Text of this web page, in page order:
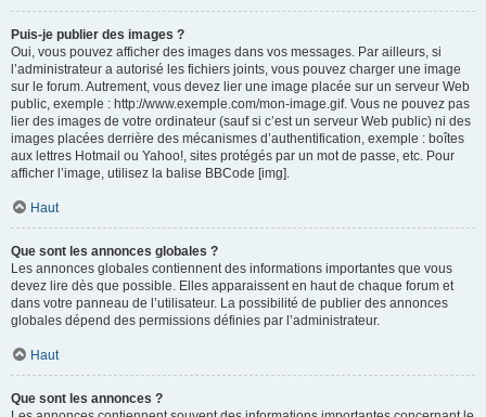
Puis-je publier des images ?
Oui, vous pouvez afficher des images dans vos messages. Par ailleurs, si
l’administrateur a autorisé les fichiers joints, vous pouvez charger une image
sur le forum. Autrement, vous devez lier une image placée sur un serveur Web
public, exemple : http://www.exemple.com/mon-image.gif. Vous ne pouvez pas
lier des images de votre ordinateur (sauf si c’est un serveur Web public) ni des
images placées derrière des mécanismes d’authentification, exemple : boîtes
aux lettres Hotmail ou Yahoo!, sites protégés par un mot de passe, etc. Pour
afficher l’image, utilisez la balise BBCode [img].
Haut
Que sont les annonces globales ?
Les annonces globales contiennent des informations importantes que vous
devez lire dès que possible. Elles apparaissent en haut de chaque forum et
dans votre panneau de l’utilisateur. La possibilité de publier des annonces
globales dépend des permissions définies par l’administrateur.
Haut
Que sont les annonces ?